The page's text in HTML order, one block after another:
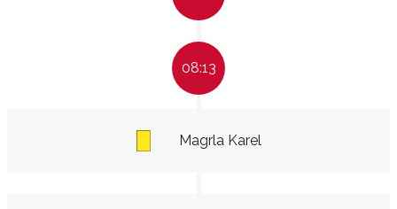
08:13
Magrla Karel